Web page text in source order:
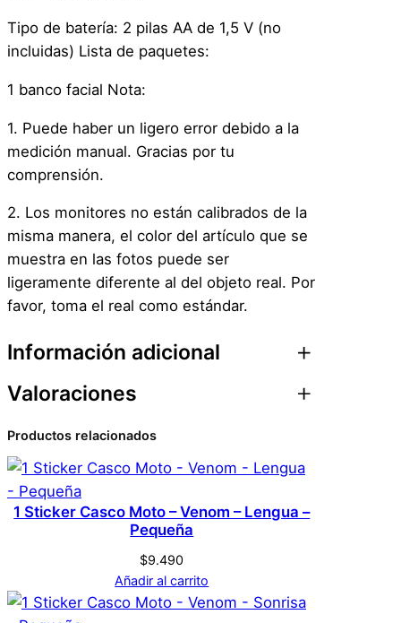
Tipo de batería: 2 pilas AA de 1,5 V (no
incluidas) Lista de paquetes:
1 banco facial Nota:
1. Puede haber un ligero error debido a la
medición manual. Gracias por tu
comprensión.
2. Los monitores no están calibrados de la
misma manera, el color del artículo que se
muestra en las fotos puede ser
ligeramente diferente al del objeto real. Por
favor, toma el real como estándar.
Información adicional
Atributos
Dimensiones
Rosa
Valoraciones
0 valoraciones en Face
Bank Rosada,
Alcancía, Juguete
Come Monedas
Chanchito
Productos relacionados
1 Sticker Casco Moto – Venom – Lengua –
Pequeña
$9.490
Añadir al carrito